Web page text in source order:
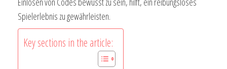
Spielerlebnis zu gewährleisten.
Key sections in the article: